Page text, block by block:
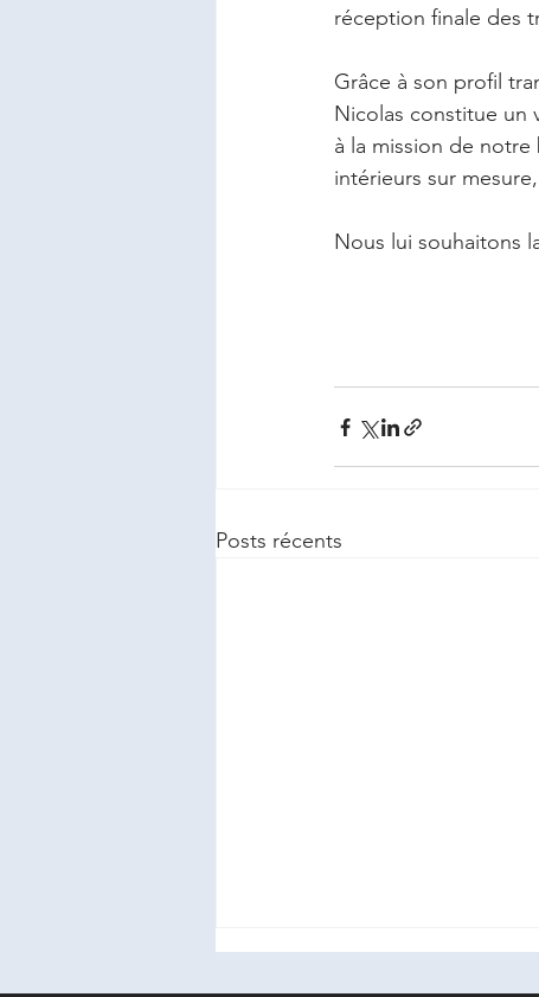
réception finale des
Grâce à son profil
Nicolas constitue un
à la mission de
intérieurs sur
Nous lui souhaitons
Posts récents